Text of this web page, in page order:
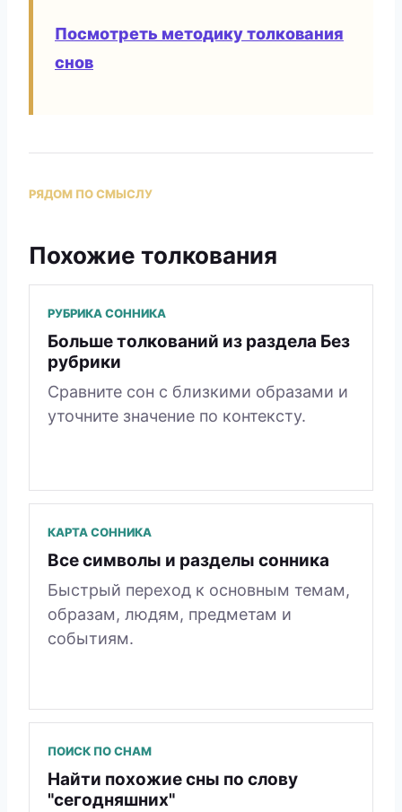
Посмотреть методику толкования
снов
РЯДОМ ПО СМЫСЛУ
Похожие толкования
РУБРИКА СОННИКА
Больше толкований из раздела Без
рубрики
Сравните сон с близкими образами и
уточните значение по контексту.
КАРТА СОННИКА
Все символы и разделы сонника
Быстрый переход к основным темам,
образам, людям, предметам и
событиям.
ПОИСК ПО СНАМ
Найти похожие сны по слову
"сегодняшних"